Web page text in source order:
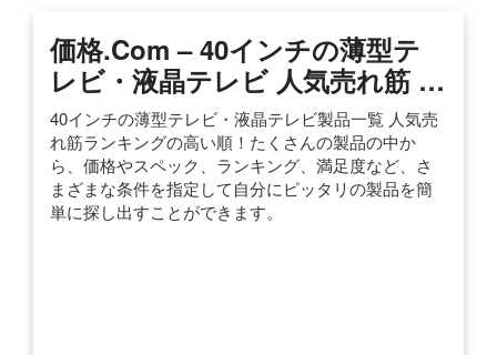
価格.com – 40インチの薄型テ
レビ・液晶テレビ 人気売れ筋 …
40インチの薄型テレビ・液晶テレビ製品一覧 人気売
れ筋ランキングの高い順！たくさんの製品の中か
ら、価格やスペック、ランキング、満足度など、さ
まざまな条件を指定して自分にピッタリの製品を簡
単に探し出すことができます。